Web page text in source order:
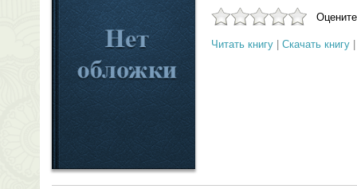
Читать книгу Скачать книгу